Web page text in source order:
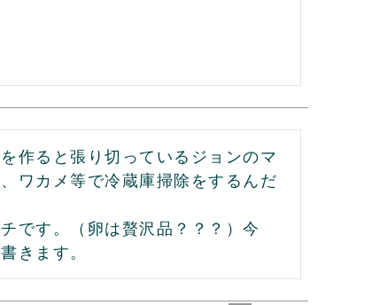
作ると張り切っているジョンのマ
ワカメ等で冷蔵庫掃除をするんだ
です。（卵は贅沢品？？？）今
きます。